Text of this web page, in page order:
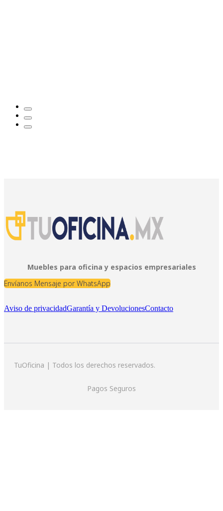
Muebles para oficina y espacios empresariales
Envíanos Mensaje por WhatsApp
Aviso de privacidadGarantía y DevolucionesContacto
TuOficina | Todos los derechos reservados.
Pagos Seguros